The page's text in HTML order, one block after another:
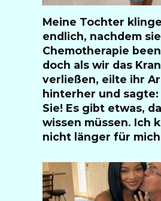
Meine Tochter
endlich, nachdem
Chemotherapie
doch als wir das
verließen, eilte ihr
hinterher und sagte:
Sie! Es gibt etwas,
wissen müssen. Ich
nicht länger für